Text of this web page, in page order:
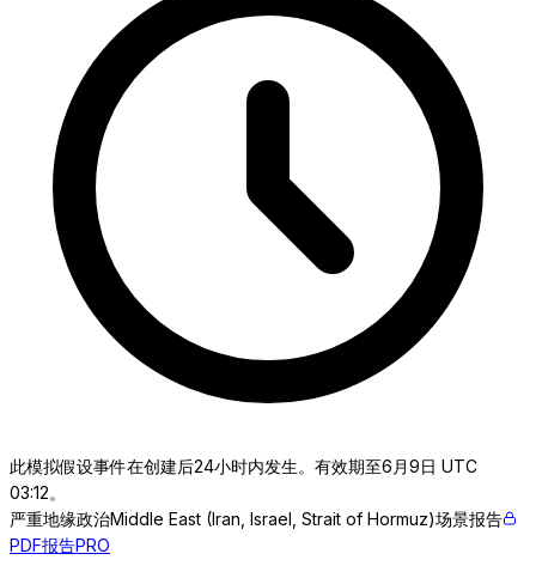
此模拟假设事件在创建后24小时内发生。有效期至6月9日 UTC
03:12。
严重地缘政治Middle East (Iran, Israel, Strait of Hormuz)场景报告
PDF报告PRO